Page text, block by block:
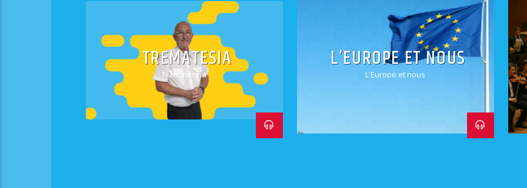
TREMATESIA
Trématéssia
L’EUROPE ET NOUS
L'Europe et nous